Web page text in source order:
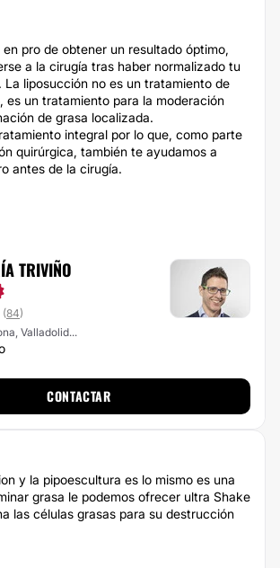
pro de obtener un resultado óptimo,
a la cirugía tras haber normalizado tu
La liposucción no es un tratamiento de
es un tratamiento para la moderación
de grasa localizada.
integral por lo que, como parte
quirúrgica, también te ayudamos a
antes de la cirugía.
TRIVIÑO
(84)
Valladolid...
CONTACTAR
y la pipoescultura es lo mismo es una
grasa le podemos ofrecer ultra Shake
las células grasas para su destrucción